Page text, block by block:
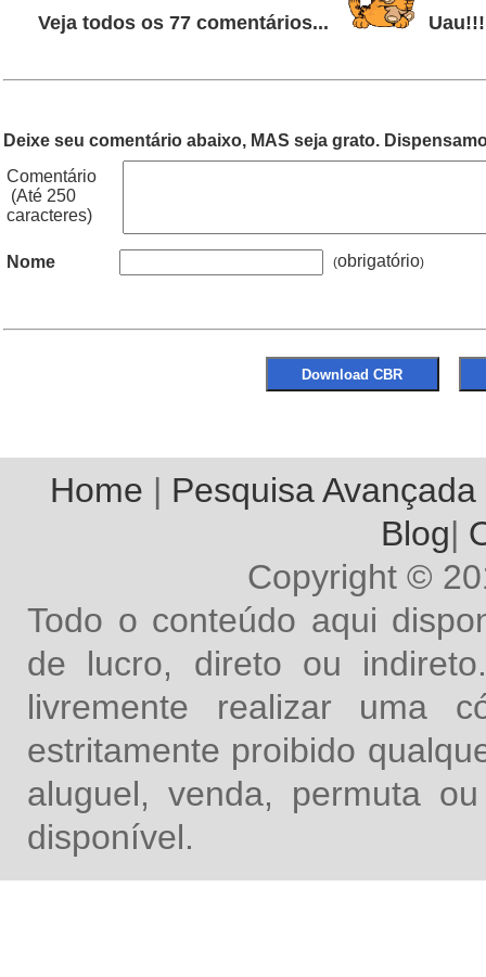
Veja todos os 77 comentários...
Deixe seu comentário abaixo, MAS seja grato.
Comentário
(Até 250
caracteres)
Nome (obrigatório
Home | Pesquisa Avançada
Blog|
Copyright ©
Todo o conteúdo aqui
de lucro, direto ou
livremente realizar uma
estritamente proibido
aluguel, venda, permuta
disponível.